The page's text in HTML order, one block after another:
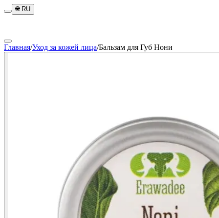
🌐RU
Главная/Уход за кожей лица/Бальзам для Губ Нони